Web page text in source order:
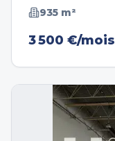
935 m²
3 500 €/mois